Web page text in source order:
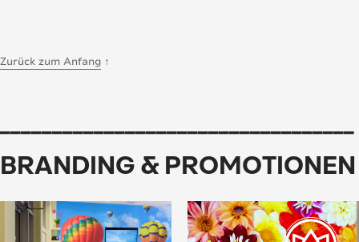
Zurück zum Anfang ↑
BRANDING & PROMOTIONEN